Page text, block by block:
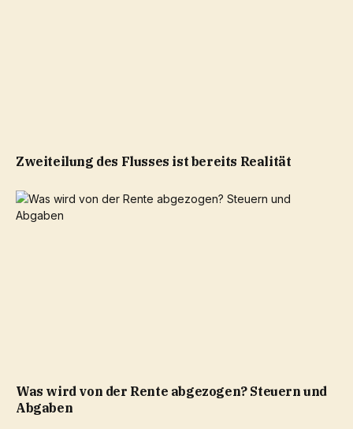
Zweiteilung des Flusses ist bereits Realität
Was wird von der Rente abgezogen? Steuern und
Abgaben